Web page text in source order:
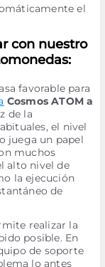
el
con nuestro
favorable para
Cosmos ATOM a
de la
el nivel
juega un papel
muchos
alto nivel de
la ejecución
de
realizar la
posible. En
de soporte
lo antes